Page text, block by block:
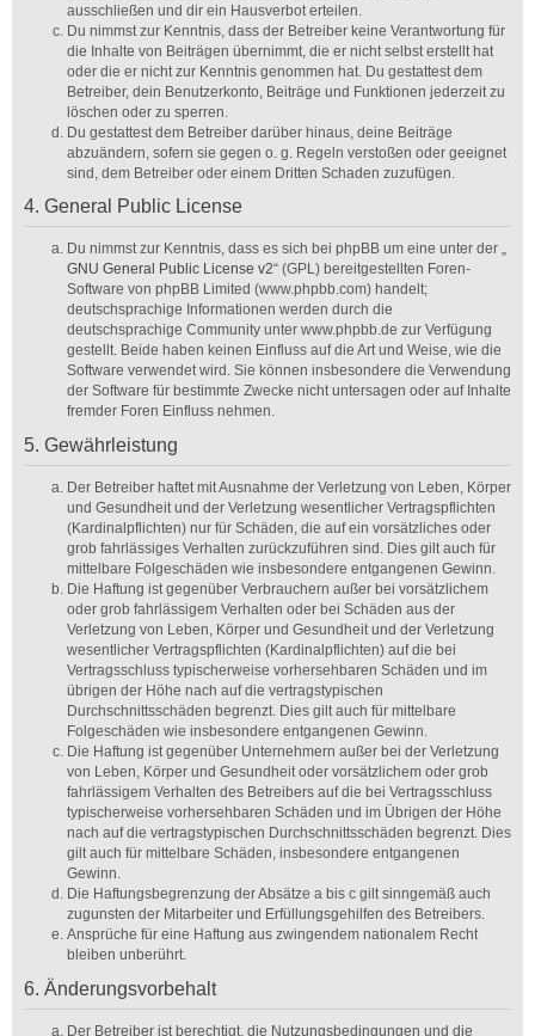
ausschließen und dir ein Hausverbot erteilen.
Du nimmst zur Kenntnis, dass der Betreiber keine Verantwortung für
die Inhalte von Beiträgen übernimmt, die er nicht selbst erstellt hat
oder die er nicht zur Kenntnis genommen hat. Du gestattest dem
Betreiber, dein Benutzerkonto, Beiträge und Funktionen jederzeit zu
löschen oder zu sperren.
Du gestattest dem Betreiber darüber hinaus, deine Beiträge
abzuändern, sofern sie gegen o. g. Regeln verstoßen oder geeignet
sind, dem Betreiber oder einem Dritten Schaden zuzufügen.
4. General Public License
Du nimmst zur Kenntnis, dass es sich bei phpBB um eine unter der „
GNU General Public License v2“ (GPL) bereitgestellten Foren-
Software von phpBB Limited (www.phpbb.com) handelt;
deutschsprachige Informationen werden durch die
deutschsprachige Community unter www.phpbb.de zur Verfügung
gestellt. Beide haben keinen Einfluss auf die Art und Weise, wie die
Software verwendet wird. Sie können insbesondere die Verwendung
der Software für bestimmte Zwecke nicht untersagen oder auf Inhalte
fremder Foren Einfluss nehmen.
5. Gewährleistung
Der Betreiber haftet mit Ausnahme der Verletzung von Leben, Körper
und Gesundheit und der Verletzung wesentlicher Vertragspflichten
(Kardinalpflichten) nur für Schäden, die auf ein vorsätzliches oder
grob fahrlässiges Verhalten zurückzuführen sind. Dies gilt auch für
mittelbare Folgeschäden wie insbesondere entgangenen Gewinn.
Die Haftung ist gegenüber Verbrauchern außer bei vorsätzlichem
oder grob fahrlässigem Verhalten oder bei Schäden aus der
Verletzung von Leben, Körper und Gesundheit und der Verletzung
wesentlicher Vertragspflichten (Kardinalpflichten) auf die bei
Vertragsschluss typischerweise vorhersehbaren Schäden und im
übrigen der Höhe nach auf die vertragstypischen
Durchschnittsschäden begrenzt. Dies gilt auch für mittelbare
Folgeschäden wie insbesondere entgangenen Gewinn.
Die Haftung ist gegenüber Unternehmern außer bei der Verletzung
von Leben, Körper und Gesundheit oder vorsätzlichem oder grob
fahrlässigem Verhalten des Betreibers auf die bei Vertragsschluss
typischerweise vorhersehbaren Schäden und im Übrigen der Höhe
nach auf die vertragstypischen Durchschnittsschäden begrenzt. Dies
gilt auch für mittelbare Schäden, insbesondere entgangenen
Gewinn.
Die Haftungsbegrenzung der Absätze a bis c gilt sinngemäß auch
zugunsten der Mitarbeiter und Erfüllungsgehilfen des Betreibers.
Ansprüche für eine Haftung aus zwingendem nationalem Recht
bleiben unberührt.
6. Änderungsvorbehalt
Der Betreiber ist berechtigt, die Nutzungsbedingungen und die